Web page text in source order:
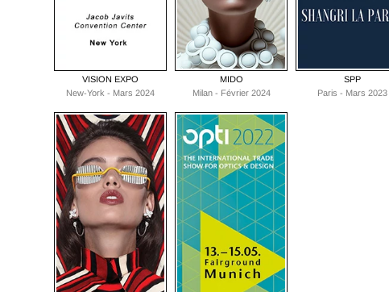
VISION EXPO
New-York - Mars 2024
MIDO
Milan - Février 2024
SPP
Paris - Mars 2023